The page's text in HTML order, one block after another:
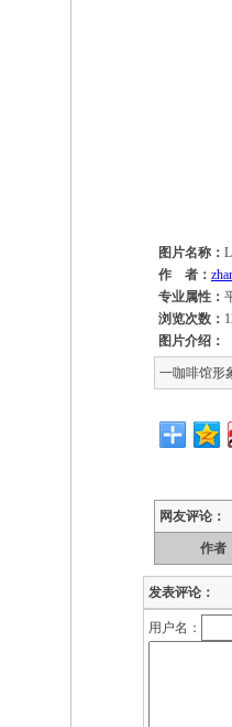
图片名称：
作 者：
专业属性：
浏览次数：
图片介绍：
一咖啡馆形
网友评论：
作者
发表评论：
用户名：